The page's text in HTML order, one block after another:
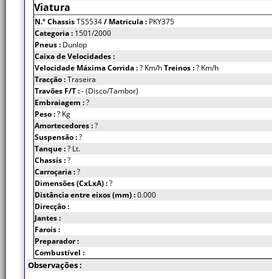
Viatura
N.º ChassisTS5534/ Matricula : PKY375
Categoria : 1501/2000
Pneus : Dunlop
Caixa de Velocidades :
Velocidade Máxima Corrida :? Km/hTreinos :? Km/h
Tracção :Traseira
Travões F/T :- (Disco/Tambor)
Embraiagem :?
Peso :? Kg
Amortecedores :?
Suspensão :?
Tanque :? Lt.
Chassis :?
Carroçaria :?
Dimensões (CxLxA) :?
Distância entre eixos (mm) :0.000
Direcção :
Jantes :
Farois :
Preparador :
Combustível :
Observações :